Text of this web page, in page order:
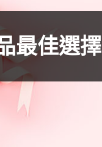
最佳選擇